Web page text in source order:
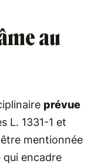
au
prévue
L. 1331-1 et
mentionnée
qui encadre